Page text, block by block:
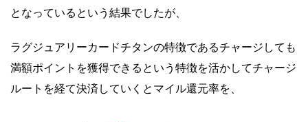
となっているという結果でしたが、
ラグジュアリーカードチタンの特徴であるチャージしても
満額ポイントを獲得できるという特徴を活かしてチャージ
ルートを経て決済していくとマイル還元率を、